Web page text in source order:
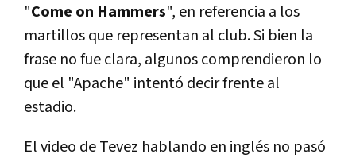
"Come on Hammers", en referencia a los
martillos que representan al club. Si bien la
frase no fue clara, algunos comprendieron lo
que el "Apache" intentó decir frente al
estadio.
El video de Tevez hablando en inglés no pasó